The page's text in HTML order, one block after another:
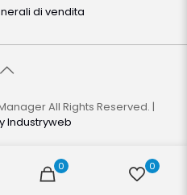
di vendita
All Rights Reserved. |
Industryweb
0 0